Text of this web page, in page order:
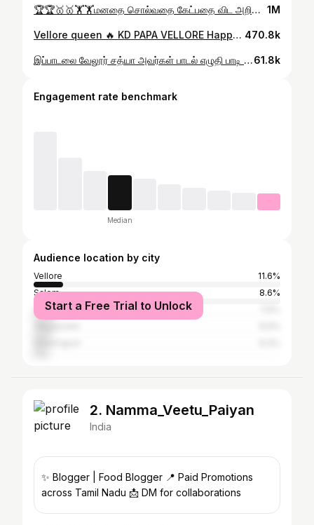
🏆🏆🥇🥇🏋️🏋️மனதை சொல்வதை கேட்பதை விட அறிவு சொல்வதை கேட்பவர்கள் வாழ்வில் வெற்றி பெறுவர் 🏋️🏋️🥇🥇🏆🏆#trendingreels #modivation #workout #army #lifestyle #hardwork #nevergiveup 1M
Vellore queen 🔥 KD PAPA VELLORE Happy birthday ANNA today meet 🔥😍💙💛❤️ 470.8k
இப்பாடலை வேலூர் சத்யா அவர்கள் பாடல் எழுதி பாடி உள்ளார் அவர்களுக்கு உங்கள் ஆதரவை அளிக்குமாறு கேட்டுக் கொள்கிறேன் நன்றி 🙏🔥61.8k
Engagement rate benchmark
Median
Audience location by city
Vellore
11.6%
Salem
8.6%
Chennai
Start a Free Trial to Unlock
2. Namma_Veetu_Paiyan
India
✨ Blogger | Food Blogger 📍 Paid Promotions
across Tamil Nadu 📩 DM for collaborations